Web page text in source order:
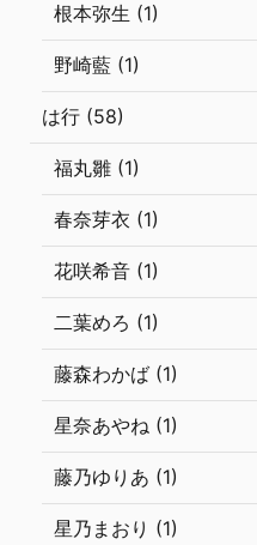
根本弥生 (1)
野崎藍 (1)
は行 (58)
福丸雛 (1)
春奈芽衣 (1)
花咲希音 (1)
二葉めろ (1)
藤森わかば (1)
星奈あやね (1)
藤乃ゆりあ (1)
星乃まおり (1)